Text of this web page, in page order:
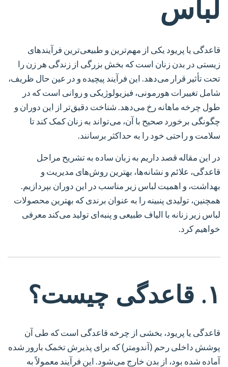
لباس
قاعدگی یا پریود یکی از مهم‌ترین و طبیعی‌ترین فرآیندهای
زیستی در بدن زنان است که بخش بزرگی از زندگی هر زن را
تحت تأثیر قرار می‌دهد. این فرآیند پیچیده و در عین حال ظریف،
شامل تغییرات هورمونی، فیزیولوژیکی و روانی است که در
طول چرخه ماهانه رخ می‌دهد. شناخت دقیق‌تر از این دوران و
چگونگی برخورد صحیح با آن، می‌تواند به زنان کمک کند تا
سلامت و راحتی خود را به حداکثر برسانند.
در این مقاله قصد داریم به زبان ساده به تشریح مراحل
قاعدگی، علائم و نشانه‌ها، بهترین روش‌های مدیریت و
بهداشت، و اهمیت لباس زیر مناسب در این دوران بپردازیم.
همچنین، تولیدی پنبینه را به عنوان برندی که بهترین محصولات
لباس زیر زنانه با الیاف طبیعی و پنبه‌ای تولید می‌کند معرفی
خواهیم کرد.
۱. قاعدگی چیست؟
قاعدگی یا پریود، بخشی از چرخه قاعدگی است که طی آن
پوشش داخلی رحم (آندومتر) که برای پذیرش تخمک بارور شده
آماده شده بود، از بدن خارج می‌شود. این فرآیند معمولاً به